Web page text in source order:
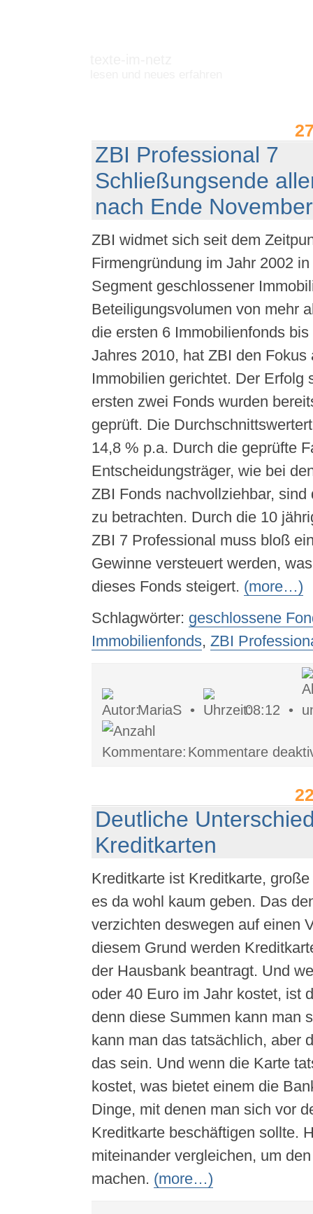
ZBI Professional 7
Schließungsende
nach Ende
ZBI widmet sich seit dem
Firmengründung im Jahr 2002
Segment geschlossener
Beteiligungsvolumen von mehr
die ersten 6 Immobilienfonds
Jahres 2010, hat ZBI den Fokus
Immobilien gerichtet. Der Erfolg
ersten zwei Fonds wurden
geprüft. Die
14,8 % p.a. Durch die geprüfte
Entscheidungsträger, wie bei
ZBI Fonds nachvollziehbar,
zu betrachten. Durch die 10
ZBI 7 Professional muss bloß
Gewinne versteuert werden,
dieses Fonds steigert. (more…)
Schlagwörter: geschlossene
Immobilienfonds, ZBI
MariaS • 08:12 •
Kommentare
Deutliche
Kreditkarten
Kreditkarte ist Kreditkarte,
es da wohl kaum geben. Das
verzichten deswegen auf einen
diesem Grund werden
der Hausbank beantragt. Und
oder 40 Euro im Jahr kostet, ist
denn diese Summen kann man
kann man das tatsächlich, aber
das sein. Und wenn die Karte
kostet, was bietet einem die
Dinge, mit denen man sich vor
Kreditkarte beschäftigen sollte.
miteinander vergleichen, um
machen. (more…)